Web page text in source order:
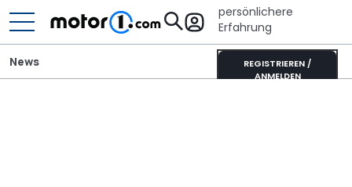
persönlichere
Erfahrung
REGISTRIEREN /
ANMELDEN
News